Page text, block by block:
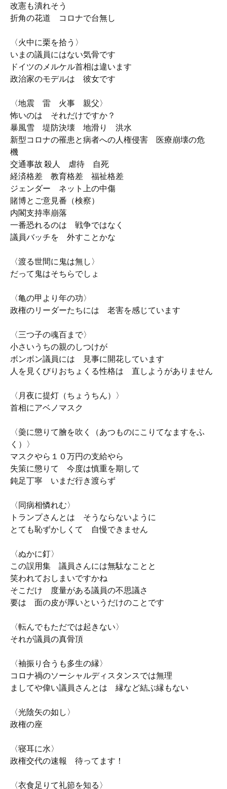
改憲も潰れそう
折角の花道 コロナで台無し
〈火中に栗を拾う〉
いまの議員にはない気骨です
ドイツのメルケル首相は違います
政治家のモデルは 彼女です
〈地震 雷 火事 親父〉
怖いのは それだけですか？
暴風雪 堤防決壊 地滑り 洪水
新型コロナの罹患と病者への人権侵害 医療崩壊の危
機
交通事故 殺人 虐待 自死
経済格差 教育格差 福祉格差
ジェンダー ネット上の中傷
賭博とご意見番（検察）
内閣支持率崩落
一番恐れるのは 戦争ではなく
議員バッチを 外すことかな
〈渡る世間に鬼は無し〉
だって鬼はそちらでしょ
〈亀の甲より年の功〉
政権のリーダーたちには 老害を感じています
〈三つ子の魂百まで〉
小さいうちの親のしつけが
ボンボン議員には 見事に開花しています
人を見くびりおちょくる性格は 直しようがありません
〈月夜に提灯（ちょうちん）〉
首相にアベノマスク
〈羮に懲りて膾を吹く（あつものにこりてなますをふ
く）〉
マスクやら１０万円の支給やら
失策に懲りて 今度は慎重を期して
鈍足丁寧 いまだ行き渡らず
〈同病相憐れむ〉
トランプさんとは そうならないように
とても恥ずかしくて 自慢できません
〈ぬかに釘〉
この誤用集 議員さんには無駄なことと
笑われておしまいですかね
そこだけ 度量がある議員の不思議さ
要は 面の皮が厚いというだけのことです
〈転んでもただでは起きない〉
それが議員の真骨頂
〈袖振り合うも多生の縁〉
コロナ禍のソーシャルディスタンスでは無理
ましてや偉い議員さんとは 縁など結ぶ縁もない
〈光陰矢の如し〉
政権の座
〈寝耳に水〉
政権交代の速報 待ってます！
〈衣食足りて礼節を知る〉